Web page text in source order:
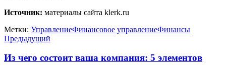
Источник: материалы сайта klerk.ru
Метки: УправлениеФинансовое управлениеФинансы
Предыдущий
Из чего состоит ваша компания: 5 элементов